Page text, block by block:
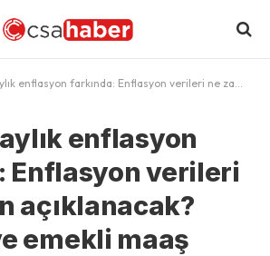
Enflasyon verileri ne zaman açıklanacak? Memur ve emekli maaş zammı ne zaman belli olacak?
enflasyon
Enflasyon verileri
açıklanacak?
emekli maaş